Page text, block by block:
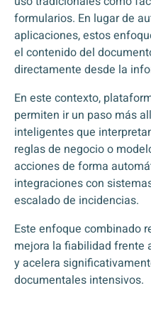
formularios. En lugar de
aplicaciones, estos
el contenido del
directamente desde la
En este contexto,
permiten ir un paso más
inteligentes que
reglas de negocio o
acciones de forma
integraciones con
escalado de incidencias.
Este enfoque combinado
mejora la fiabilidad frente
y acelera
documentales intensivos.